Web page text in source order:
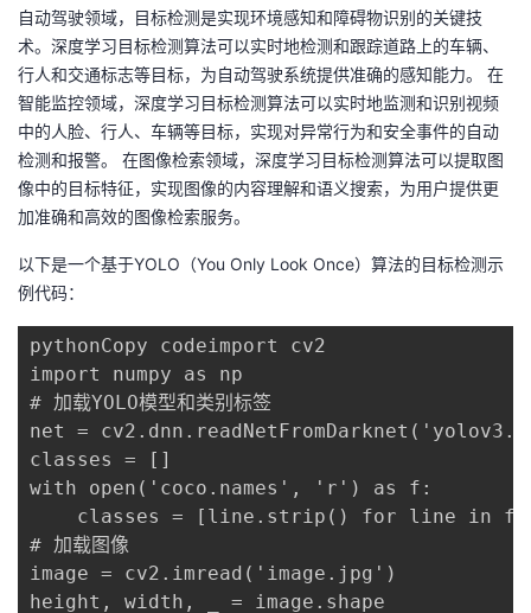
自动驾驶领域，目标检测是实现环境感知和障碍物识别的关键技
术。深度学习目标检测算法可以实时地检测和跟踪道路上的车辆、
行人和交通标志等目标，为自动驾驶系统提供准确的感知能力。 在
智能监控领域，深度学习目标检测算法可以实时地监测和识别视频
中的人脸、行人、车辆等目标，实现对异常行为和安全事件的自动
检测和报警。 在图像检索领域，深度学习目标检测算法可以提取图
像中的目标特征，实现图像的内容理解和语义搜索，为用户提供更
加准确和高效的图像检索服务。
以下是一个基于YOLO（You Only Look Once）算法的目标检测示
例代码：
pythonCopy codeimport cv2
import numpy as np
# 加载YOLO模型和类别标签
net =
classes = []
with open('coco.names', 'r') as f:
classes = [line.strip() for line in
# 加载图像
image = cv2.imread('image.jpg')
height, width, _ = image.shape